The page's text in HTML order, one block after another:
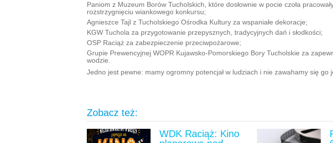
Paniom z Muzeum Borów Tucholskich, które dosłownie w pocie czoła
rozstrzygnięciu wiankowego konkursu;
Agnieszce Tajl z Tucholskiego Ośrodka Kultury za wspaniałe dekoracje;
KGW Tuchola za przygotowanie przepysznych, tradycyjnych dań i słodkości;
OSP Raciąż za zabezpieczenie przeciwpożarowe;
Grupie Prewencyjnej WOPR Kujawsko-Pomorskiego Bory Tucholskie za
wodzie.
Jedno jest pewne: mamy ogromny potencjał w ludziach i nie zawahamy się go
Zobacz też:
WDK Raciąż: Kino